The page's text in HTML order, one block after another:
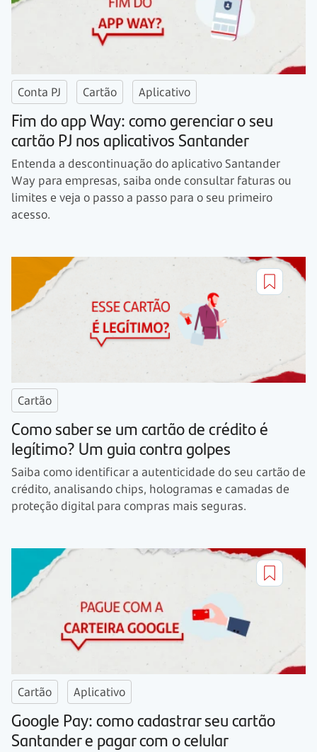
Conta PJ Cartão Aplicativo
Fim do app Way: como gerenciar o seu
cartão PJ nos aplicativos Santander
Entenda a descontinuação do aplicativo Santander
Way para empresas, saiba onde consultar faturas ou
limites e veja o passo a passo para o seu primeiro
acesso.
Cartão
Como saber se um cartão de crédito é
legítimo? Um guia contra golpes
Saiba como identificar a autenticidade do seu cartão de
crédito, analisando chips, hologramas e camadas de
proteção digital para compras mais seguras.
Cartão Aplicativo
Google Pay: como cadastrar seu cartão
Santander e pagar com o celular